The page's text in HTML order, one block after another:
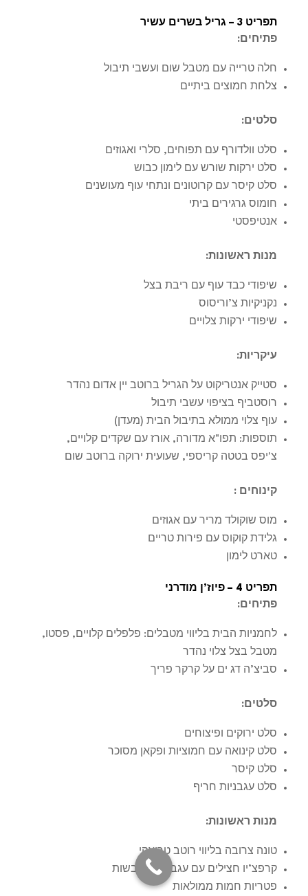
תפריט 3 – גריל בשרים עשיר
פתיחים:
חלה טרייה עם מטבל שום ועשבי תיבול
צלחת חמוצים ביתיים
סלטים:
סלט וולדורף עם תפוחים, סלרי ואגוזים
סלט ירקות שורש עם לימון כבוש
סלט קיסר עם קרוטונים ונתחי עוף מעושנים
חומוס גרגירים ביתי
אנטיפסטי
מנות ראשונות:
שיפודי כבד עוף עם ריבת בצל
נקניקיות צ’וריסוס
שיפודי ירקות צלויים
עיקריות:
סטייק אנטריקוט על הגריל ברוטב יין אדום נהדר
רוסטביף בציפוי עשבי תיבול
עוף צלוי ממולא בתיבול הבית (מעדן)
תוספות: תפו"א מדורה, אורז עם שקדים קלויים,
צ'יפס בטטה קריספי, שעועית ירוקה ברוטב שום
קינוחים :
מוס שוקולד מריר עם אגוזים
גלידת קוקוס עם פירות טריים
טארט לימון
תפריט 4 – פיוז’ן מודרני
פתיחים:
לחמניות הבית בליווי מטבלים: פלפלים קלויים, פסטו,
מטבל בצל צלוי נהדר
סביצ’ה דג ים על קרקר פריך
סלטים:
סלט ירוקים ופיצוחים
סלט קינואה עם חמוציות ופקאן מסוכר
סלט קיסר
סלט עגבניות חריף
מנות ראשונות:
טונה צרובה בליווי רוטב טריאקי
קרפצ’יו חצילים עם עגבניות מיובשות
פטריות חמות ממולאות